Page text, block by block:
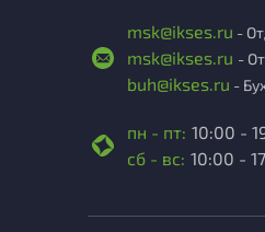
msk@ikses.ru -
msk@ikses.ru -
buh@ikses.ru -
пн - пт: 10:00 -
сб - вс: 10:00 -